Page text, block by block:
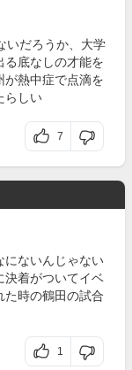
いだろうか、大学
る底なしの才能を
が熱中症で点滴を
らしい
7
にないんじゃない
決着がついてイベ
た時の鶴田の試合
1